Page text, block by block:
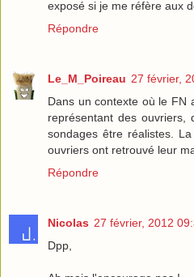
exposé si je me réfère aux
Répondre
Le_M_Poireau 27 février,
Dans un contexte où le FN
représentant des ouvriers,
sondages être réalistes.
ouvriers ont retrouvé leur
Répondre
Nicolas 27 février, 2012
Dpp,